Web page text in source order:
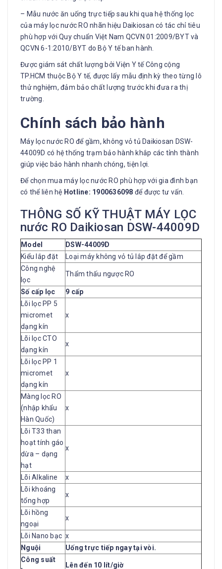
– Mẫu nước ăn uống trực tiếp sau khi qua hệ thống lọc
của máy lọc nước RO nhãn hiệu Daikiosan có tác chỉ tiêu
phù hợp với Quy chuẩn Việt Nam QCVN 01:2009/BYT và
QCVN 6-1:2010/BYT do Bộ Y tế ban hành.
Được giám sát chất lượng bởi Viện Y tế Công cộng
TP.HCM thuộc Bộ Y tế, được lấy mẫu định kỳ theo từng lô
thử nghiệm, đảm bảo chất lượng trước khi đưa ra thị
trường.
Chính sách bảo hành
Máy lọc nước RO để gầm, không vỏ tủ Daikiosan DSW-
44009D có hệ thống trạm bảo hành khắp các tỉnh thành
giúp việc bảo hành nhanh chóng, tiện lợi.
Để chọn mua máy lọc nước RO phù hợp với gia đình bạn
có thể liên hệ Hotline: 1900636098 để được tư vấn.
THÔNG SỐ KỸ THUẬT MÁY LỌC
nước RO Daikiosan DSW-44009D
Model
DSW-44009D
Kiểu lắp đặt
Loại máy không vỏ tủ lắp đặt để gầm
Công nghệ
lọc
Thẩm thấu ngược RO
Số cấp lọc
9 cấp
Lõi lọc PP 5
micromet
dạng kín
x
Lõi lọc CTO
dạng kín
x
Lõi lọc PP 1
micromet
dạng kín
x
Màng lọc RO
(nhập khẩu
Hàn Quốc)
x
Lõi T33 than
hoạt tính gáo
dừa – dạng
hạt
x
Lõi Alkaline
x
Lõi khoáng
tổng hợp
x
Lõi hồng
ngoại
x
Lõi Nano bạc x
Nguội
Uống trực tiếp ngay tại vòi.
Công suất
Lên đến 10 lít/giờ